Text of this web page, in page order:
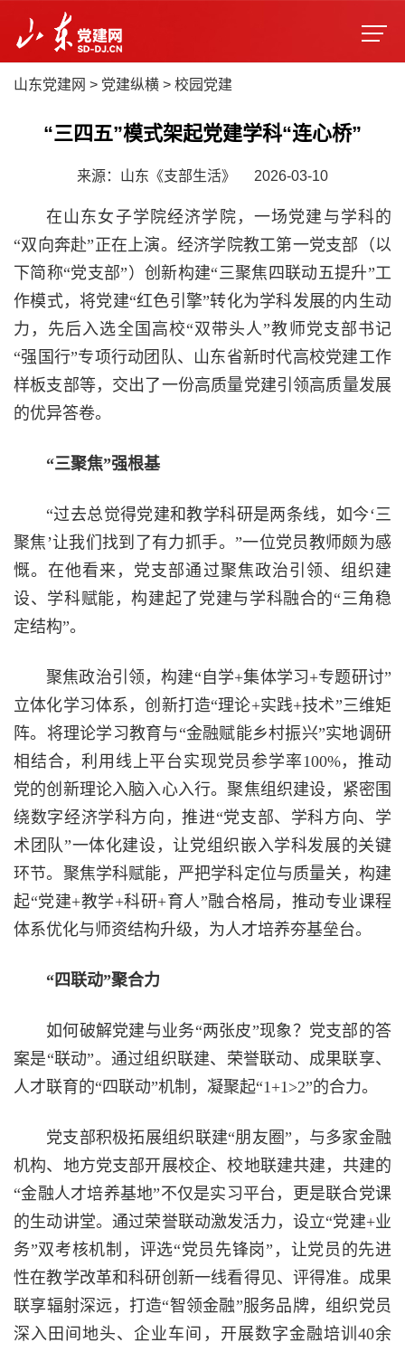
山东党建网 > 党建纵横 > 校园党建
“三四五”模式架起党建学科“连心桥”
来源：山东《支部生活》 2026-03-10
在山东女子学院经济学院，一场党建与学科的
“双向奔赴”正在上演。经济学院教工第一党支部（以
下简称“党支部”）创新构建“三聚焦四联动五提升”工
作模式，将党建“红色引擎”转化为学科发展的内生动
力，先后入选全国高校“双带头人”教师党支部书记
“强国行”专项行动团队、山东省新时代高校党建工作
样板支部等，交出了一份高质量党建引领高质量发展
的优异答卷。
“三聚焦”强根基
“过去总觉得党建和教学科研是两条线，如今‘三
聚焦’让我们找到了有力抓手。”一位党员教师颇为感
慨。在他看来，党支部通过聚焦政治引领、组织建
设、学科赋能，构建起了党建与学科融合的“三角稳
定结构”。
聚焦政治引领，构建“自学+集体学习+专题研讨”
立体化学习体系，创新打造“理论+实践+技术”三维矩
阵。将理论学习教育与“金融赋能乡村振兴”实地调研
相结合，利用线上平台实现党员参学率100%，推动
党的创新理论入脑入心入行。聚焦组织建设，紧密围
绕数字经济学科方向，推进“党支部、学科方向、学
术团队”一体化建设，让党组织嵌入学科发展的关键
环节。聚焦学科赋能，严把学科定位与质量关，构建
起“党建+教学+科研+育人”融合格局，推动专业课程
体系优化与师资结构升级，为人才培养夯基垒台。
“四联动”聚合力
如何破解党建与业务“两张皮”现象？党支部的答
案是“联动”。通过组织联建、荣誉联动、成果联享、
人才联育的“四联动”机制，凝聚起“1+1>2”的合力。
党支部积极拓展组织联建“朋友圈”，与多家金融
机构、地方党支部开展校企、校地联建共建，共建的
“金融人才培养基地”不仅是实习平台，更是联合党课
的生动讲堂。通过荣誉联动激发活力，设立“党建+业
务”双考核机制，评选“党员先锋岗”，让党员的先进
性在教学改革和科研创新一线看得见、评得准。成果
联享辐射深远，打造“智领金融”服务品牌，组织党员
深入田间地头、企业车间，开展数字金融培训40余